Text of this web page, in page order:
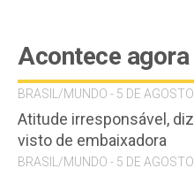
Acontece agora
BRASIL/MUNDO - 5 DE
Atitude irresponsável,
visto de embaixadora
BRASIL/MUNDO - 5 DE